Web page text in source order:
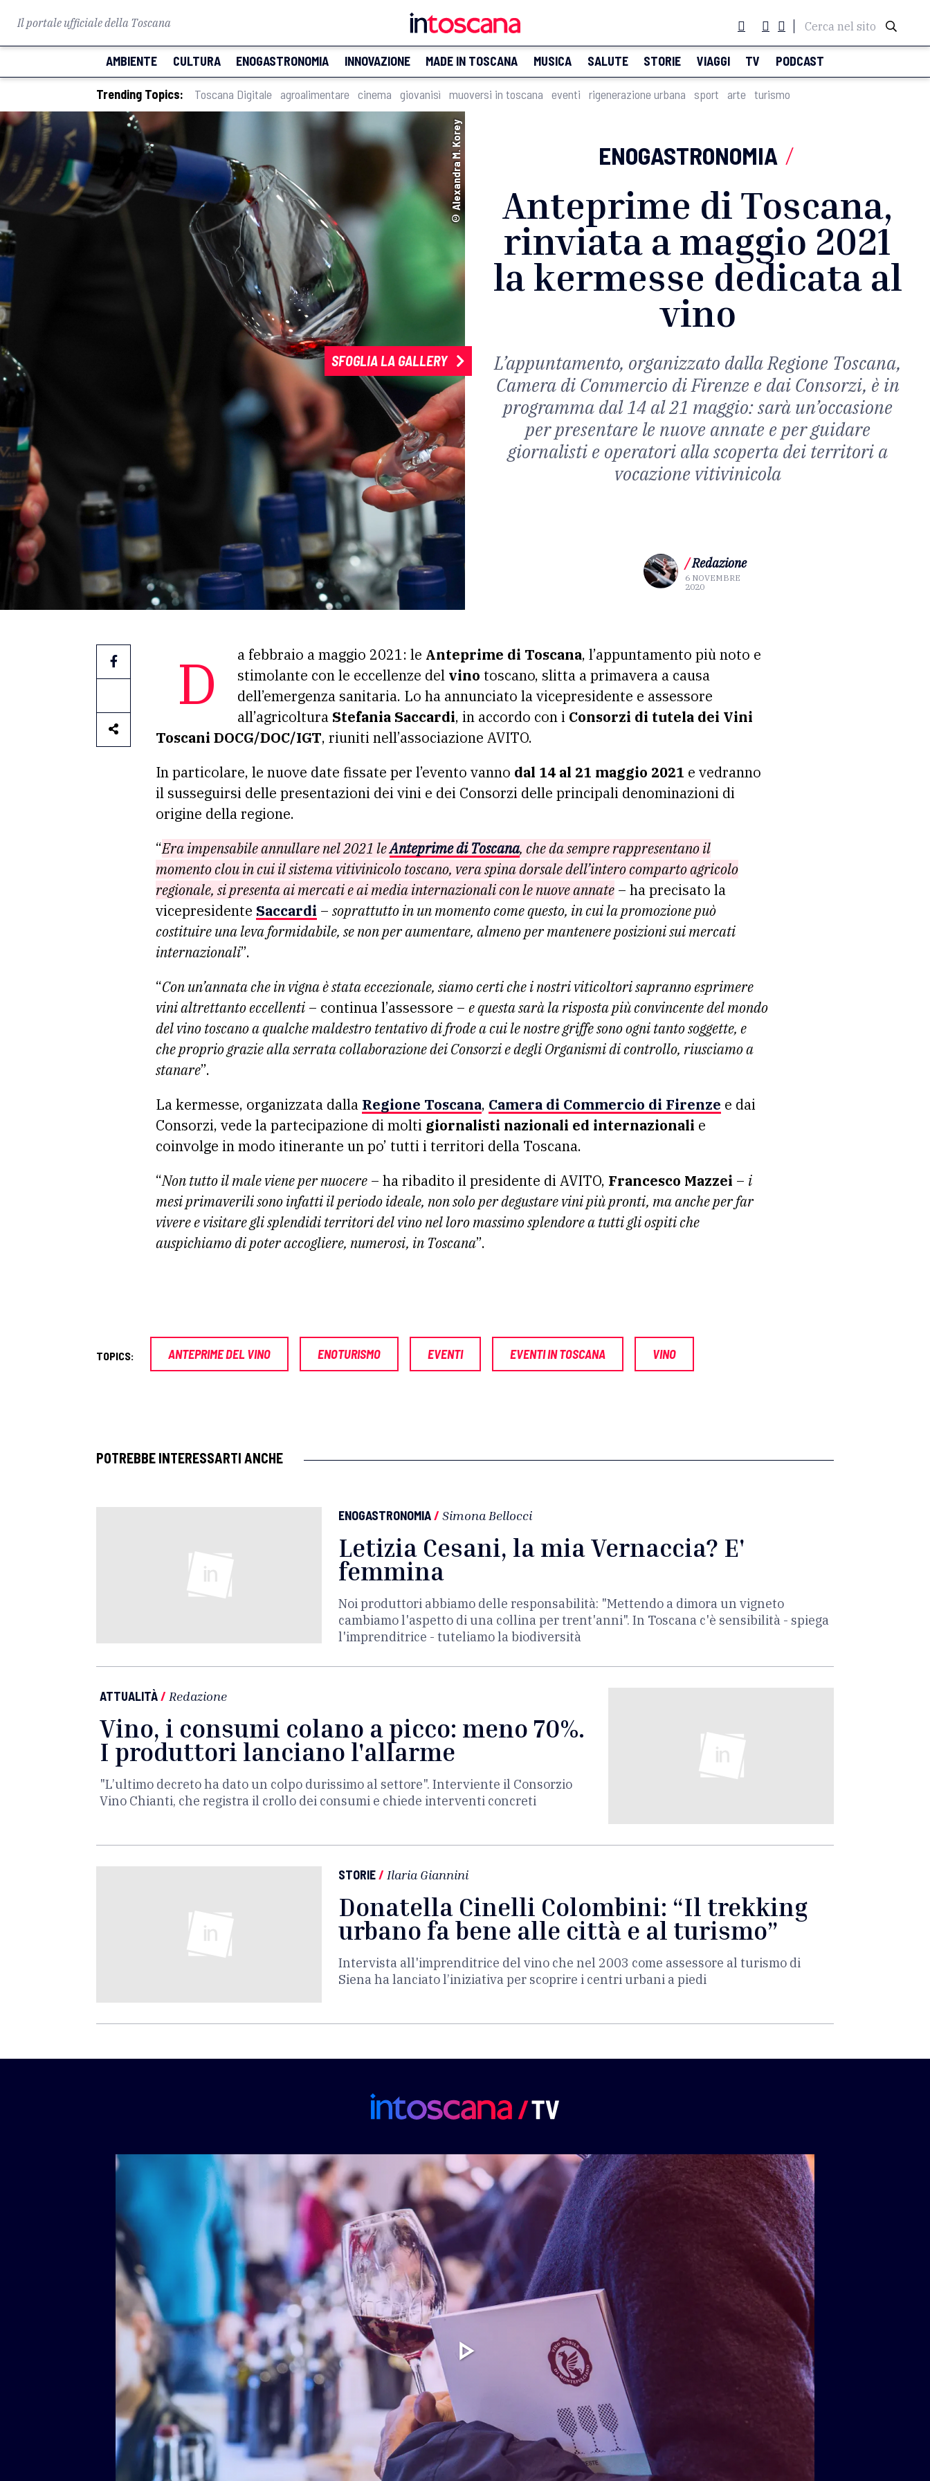
Il portale ufficiale della Toscana Cerca nel sito
AMBIENTE CULTURA ENOGASTRONOMIA INNOVAZIONE MADE IN TOSCANA MUSICA SALUTE STORIE VIAGGI TV PODCAST
Trending Topics: Toscana Digitale agroalimentare cinema giovanisì muoversi in toscana eventi rigenerazione urbana sport arte turismo
SFOGLIA LA GALLERY
© Alexandra M. Korey ENOGASTRONOMIA /
Anteprime di Toscana,
rinviata a maggio 2021
la kermesse dedicata al
vino
L’appuntamento, organizzato dalla Regione Toscana,
Camera di Commercio di Firenze e dai Consorzi, è in
programma dal 14 al 21 maggio: sarà un’occasione
per presentare le nuove annate e per guidare
giornalisti e operatori alla scoperta dei territori a
vocazione vitivinicola
/Redazione
6 NOVEMBRE
2020
Da febbraio a maggio 2021: le Anteprime di Toscana, l’appuntamento più noto e
stimolante con le eccellenze del vino toscano, slitta a primavera a causa
dell’emergenza sanitaria. Lo ha annunciato la vicepresidente e assessore
all’agricoltura Stefania Saccardi, in accordo con i Consorzi di tutela dei Vini
Toscani DOCG/DOC/IGT, riuniti nell’associazione AVITO.
In particolare, le nuove date fissate per l’evento vanno dal 14 al 21 maggio 2021 e vedranno
il susseguirsi delle presentazioni dei vini e dei Consorzi delle principali denominazioni di
origine della regione.
“Era impensabile annullare nel 2021 leAnteprime di Toscana, che da sempre rappresentano il
momento clou in cui il sistema vitivinicolo toscano, vera spina dorsale dell’intero comparto agricolo
regionale, si presenta ai mercati e ai media internazionali con le nuove annate – ha precisato la
vicepresidente Saccardi – soprattutto in un momento come questo, in cui la promozione può
costituire una leva formidabile, se non per aumentare, almeno per mantenere posizioni sui mercati
internazionali”.
“Con un’annata che in vigna è stata eccezionale, siamo certi che i nostri viticoltori sapranno esprimere
vini altrettanto eccellenti – continua l’assessore – e questa sarà la risposta più convincente del mondo
del vino toscano a qualche maldestro tentativo di frode a cui le nostre griffe sono ogni tanto soggette, e
che proprio grazie alla serrata collaborazione dei Consorzi e degli Organismi di controllo, riusciamo a
stanare”.
La kermesse, organizzata dalla Regione Toscana, Camera di Commercio di Firenze e dai
Consorzi, vede la partecipazione di molti giornalisti nazionali ed internazionali e
coinvolge in modo itinerante un po’ tutti i territori della Toscana.
“Non tutto il male viene per nuocere – ha ribadito il presidente di AVITO, Francesco Mazzei – i
mesi primaverili sono infatti il periodo ideale, non solo per degustare vini più pronti, ma anche per far
vivere e visitare gli splendidi territori del vino nel loro massimo splendore a tutti gli ospiti che
auspichiamo di poter accogliere, numerosi, in Toscana”.
TOPICS: ANTEPRIME DEL VINO ENOTURISMO EVENTI EVENTI IN TOSCANA VINO
POTREBBE INTERESSARTI ANCHE
ENOGASTRONOMIA/ Simona Bellocci
Letizia Cesani, la mia Vernaccia? E'
femmina
Noi produttori abbiamo delle responsabilità: "Mettendo a dimora un vigneto
cambiamo l'aspetto di una collina per trent'anni". In Toscana c'è sensibilità - spiega
l'imprenditrice - tuteliamo la biodiversità
ATTUALITÀ/ Redazione
Vino, i consumi colano a picco: meno 70%.
I produttori lanciano l'allarme
"L’ultimo decreto ha dato un colpo durissimo al settore". Interviente il Consorzio
Vino Chianti, che registra il crollo dei consumi e chiede interventi concreti
STORIE/ Ilaria Giannini
Donatella Cinelli Colombini: “Il trekking
urbano fa bene alle città e al turismo”
Intervista all'imprenditrice del vino che nel 2003 come assessore al turismo di
Siena ha lanciato l’iniziativa per scoprire i centri urbani a piedi